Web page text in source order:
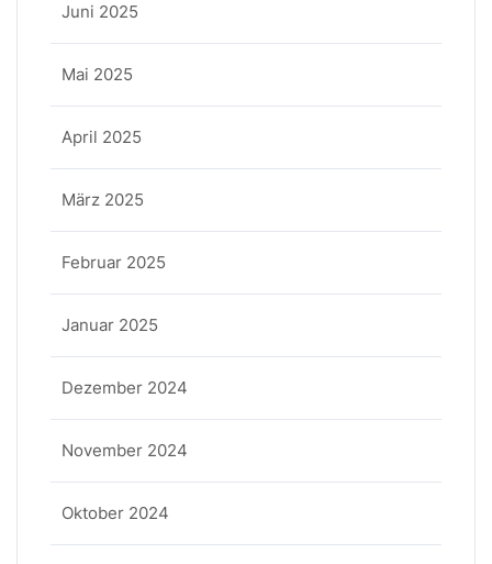
Juni 2025
Mai 2025
April 2025
März 2025
Februar 2025
Januar 2025
Dezember 2024
November 2024
Oktober 2024